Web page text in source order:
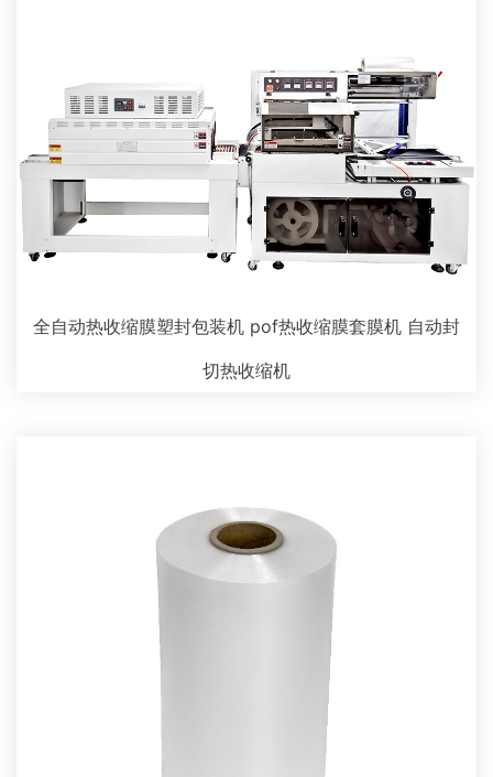
全自动热收缩膜塑封包装机 pof热收缩膜套膜机 自动封
切热收缩机